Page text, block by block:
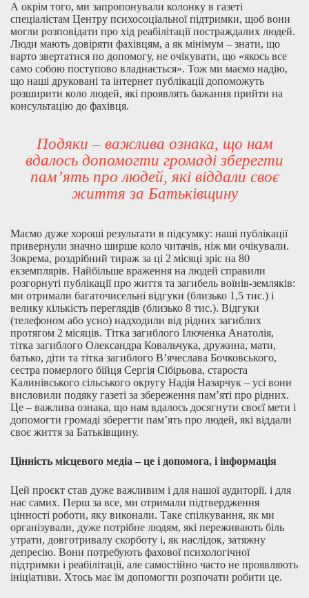
А окрім того, ми запропонували колонку в газеті
спеціалістам Центру психосоціальної підтримки, щоб вони
могли розповідати про хід реабілітації постраждалих людей.
Люди мають довіряти фахівцям, а як мінімум – знати, що
варто звертатися по допомогу, не очікувати, що «якось все
само собою поступово владнається». Тож ми маємо надію,
що наші друковані та інтернет публікації допоможуть
розширити коло людей, які проявлять бажання прийти на
консультацію до фахівця.
Подяки – важлива ознака, що нам
вдалось допомогти громаді зберегти
пам’ять про людей, які віддали своє
життя за Батьківщину
Маємо дуже хороші результати в підсумку: наші публікації
привернули значно ширше коло читачів, ніж ми очікували.
Зокрема, роздрібний тираж за ці 2 місяці зріс на 80
екземплярів. Найбільше враження на людей справили
розгорнуті публікації про життя та загибель воїнів-земляків:
ми отримали багаточисельні відгуки (близько 1,5 тис.) і
велику кількість переглядів (близько 8 тис.). Відгуки
(телефоном або усно) надходили від рідних загиблих
протягом 2 місяців. Тітка загиблого Ілюченка Анатолія,
тітка загиблого Олександра Ковальчука, дружина, мати,
батько, діти та тітка загиблого В’ячеслава Бочковського,
сестра померлого бійця Сергія Сібірьова, староста
Калинівського сільського округу Надія Назарчук – усі вони
висловили подяку газеті за збереження пам’яті про рідних.
Це – важлива ознака, що нам вдалось досягнути своєї мети і
допомогти громаді зберегти пам’ять про людей, які віддали
своє життя за Батьківщину.
Цінність місцевого медіа – це і допомога, і інформація
Цей проєкт став дуже важливим і для нашої аудиторії, і для
нас самих. Перш за все, ми отримали підтвердження
цінності роботи, яку виконали. Таке спілкування, як ми
організували, дуже потрібне людям, які переживають біль
утрати, довготривалу скорботу і, як наслідок, затяжну
депресію. Вони потребують фахової психологічної
підтримки і реабілітації, але самостійно часто не проявляють
ініціативи. Хтось має їм допомогти розпочати робити це.